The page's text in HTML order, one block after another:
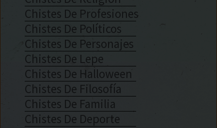
Chistes De Profesiones
Chistes De Políticos
Chistes De Personajes
Chistes De Lepe
Chistes De Halloween
Chistes De Filosofía
Chistes De Familia
Chistes De Deporte